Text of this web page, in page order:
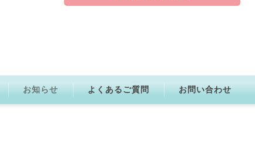
お知らせ よくあるご質問 お問い合わせ